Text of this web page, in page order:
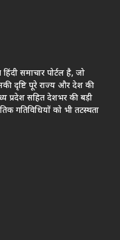
समाचार पोर्टल है, जो
दृष्टि पूरे राज्य और देश की
प्रदेश सहित देशभर की बड़ी
गतिविधियों को भी तटस्थता